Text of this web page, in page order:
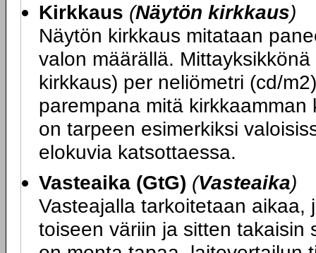
Kirkkaus (Näytön kirkkaus)
Näytön kirkkaus mitataan
valon määrällä.
kirkkaus) per neliömetri (cd/
parempana mitä
on tarpeen esimerkiksi
elokuvia katsottaessa.
Vasteaika (GtG) (Vasteaika)
Vasteajalla tarkoitetaan aikaa,
toiseen väriin ja sitten takaisin